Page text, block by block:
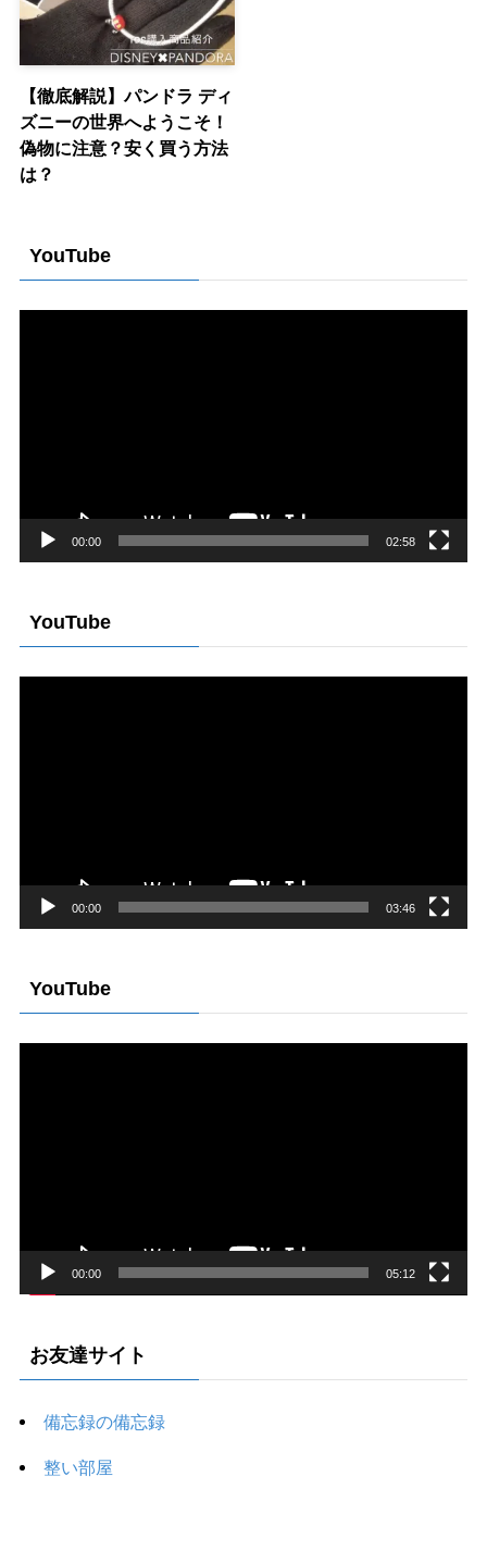
【徹底解説】パンドラ ディ
ズニーの世界へようこそ！
偽物に注意？安く買う方法
は？
YouTube
00:00 02:58
YouTube
00:00 03:46
YouTube
00:00 05:12
お友達サイト
備忘録の備忘録
整い部屋